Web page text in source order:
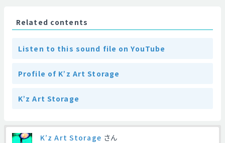
Related contents
Listen to this sound file on YouTube
Profile of K’z Art Storage
K’z Art Storage
K’z Art Storage さん